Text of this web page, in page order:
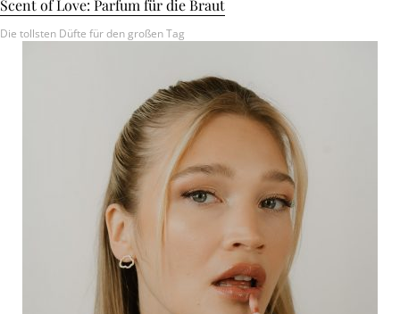
Scent of Love: Parfum für die Braut
Die tollsten Düfte für den großen Tag